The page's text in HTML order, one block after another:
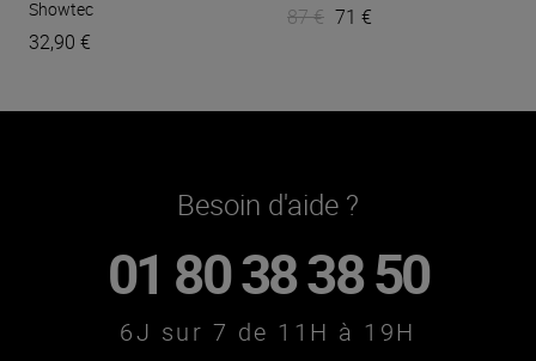
Showtec
32,90 €
87 € 71 €
Besoin d'aide ?
01 80 38 38 50
6J sur 7 de 11H à 19H